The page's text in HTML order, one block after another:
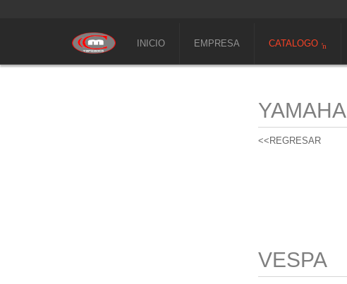
INICIO EMPRESA CATALOGO
YAMAHA
<<REGRESAR
VESPA